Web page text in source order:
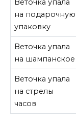
Веточка упала
на подарочную
упаковку
Веточка упала
на шампанское
Веточка упала
на стрелы
часов